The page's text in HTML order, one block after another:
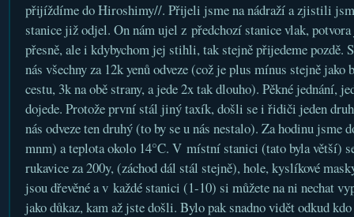
přijíždíme do Hiroshimy//. Přijeli jsme na nádraží a zjistili
stanice již odjel. On nám ujel z předchozí stanice vlak,
přesně, ale i kdybychom jej stihli, tak stejně přijedeme pozdě.
nás všechny za 12k yenů odveze (což je plus mínus stejně jako
cestu, 3k na obě strany, a jede 2x tak dlouho). Pěkné jednání,
dojede. Protože první stál jiný taxík, došli se i řidiči jeden
nás odveze ten druhý (to by se u nás nestalo). Za hodinu jsme
mnm) a teplota okolo 14°C. V místní stanici (tato byla větší)
rukavice za 200y, (záchod dál stál stejně), hole, kyslíkové
jsou dřevěné a v každé stanici (1-10) si můžete na ni nechat
jako důkaz, kam až jste došli. Bylo pak snadno vidět odkud